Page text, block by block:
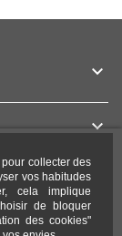
collecter des
vos habitudes
cela implique
de bloquer
des cookies"